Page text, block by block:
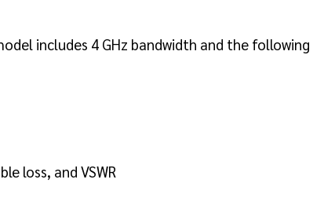
includes 4 GHz bandwidth and the following
loss, and VSWR